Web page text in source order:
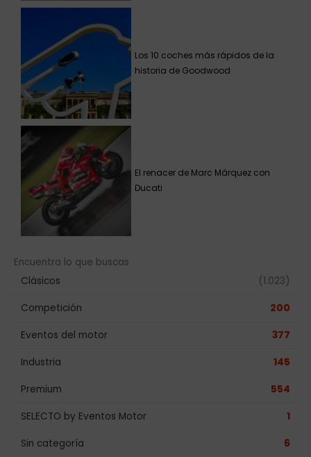
Los 10 coches más rápidos de la
historia de Goodwood
El renacer de Marc Márquez con
Ducati
Encuentra lo que buscas
Clásicos
(1.023)
Competición 200
Eventos del motor 377
Industria 145
Premium 554
SELECTO by Eventos Motor 1
Sin categoría 6